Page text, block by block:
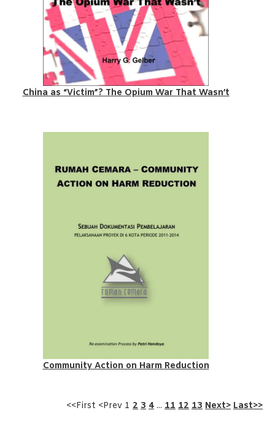
China as “Victim”? The Opium War That Wasn’t
Community Action on Harm Reduction
<<First <Prev 1 2 3 4 ... 11 12 13 Next> Last>>